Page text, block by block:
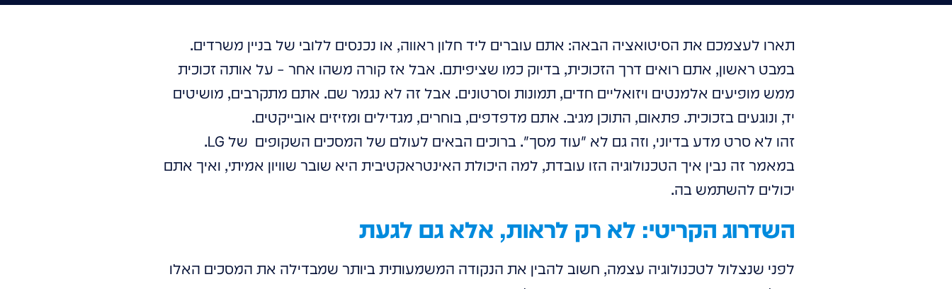
תארו לעצמכם את הסיטואציה הבאה: אתם עוברים ליד חלון ראווה, או נכנסים ללובי של בניין משרדים.
במבט ראשון, אתם רואים דרך הזכוכית, בדיוק כמו שציפיתם. אבל אז קורה משהו אחר – על אותה זכוכית
ממש מופיעים אלמנטים ויזואליים חדים, תמונות וסרטונים. אבל זה לא נגמר שם. אתם מתקרבים, מושיטים
יד, ונוגעים בזכוכית. פתאום, התוכן מגיב. אתם מדפדפים, בוחרים, מגדילים ומזיזים אובייקטים.
זהו לא סרט מדע בדיוני, וזה גם לא "עוד מסך". ברוכים הבאים לעולם של המסכים השקופים של LG.
במאמר זה נבין איך הטכנולוגיה הזו עובדת, למה היכולת האינטראקטיבית היא שובר שוויון אמיתי, ואיך אתם
יכולים להשתמש בה.
השדרוג הקריטי: לא רק לראות, אלא גם לגעת
לפני שנצלול לטכנולוגיה עצמה, חשוב להבין את הנקודה המשמעותית ביותר שמבדילה את המסכים האלו